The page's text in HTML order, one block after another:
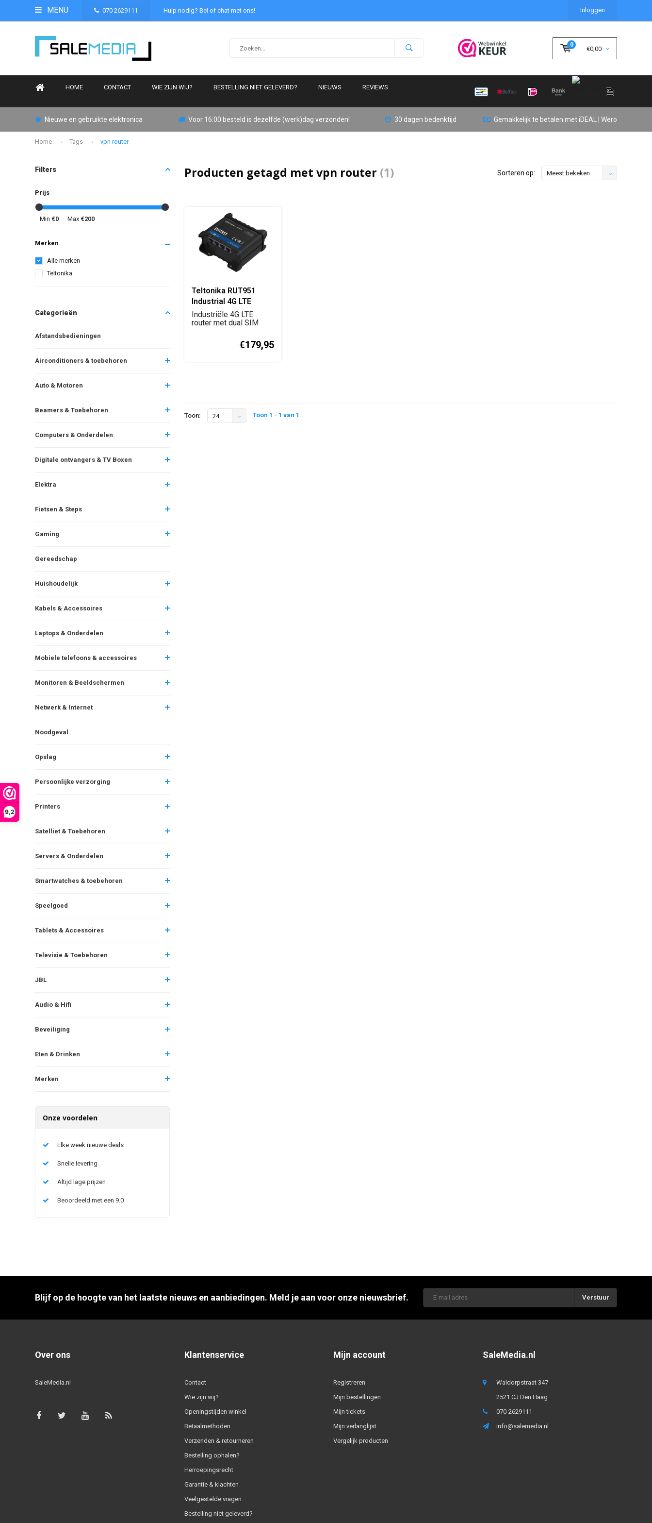
9,2
MENU 070 2629111 Hulp nodig? Bel of chat met ons! Inloggen
0
€0,00
HOME CONTACT WIE ZIJN WIJ? BESTELLING NIET GELEVERD? NIEUWS REVIEWS
Nieuwe en gebruikte elektronica Voor 16:00 besteld is dezelfde (werk)dag verzonden! 30 dagen bedenktijd Gemakkelijk te betalen met iDEAL | Wero
Home Tags vpn router
Filters
Prijs
Min €0 Max €200
Merken
Alle merken
Teltonika
Categorieën
Afstandsbedieningen
Airconditioners & toebehoren
Auto & Motoren
Beamers & Toebehoren
Computers & Onderdelen
Digitale ontvangers & TV Boxen
Elektra
Fietsen & Steps
Gaming
Gereedschap
Huishoudelijk
Kabels & Accessoires
Laptops & Onderdelen
Mobiele telefoons & accessoires
Monitoren & Beeldschermen
Netwerk & Internet
Noodgeval
Opslag
Persoonlijke verzorging
Printers
Satelliet & Toebehoren
Servers & Onderdelen
Smartwatches & toebehoren
Speelgoed
Tablets & Accessoires
Televisie & Toebehoren
JBL
Audio & Hifi
Beveiliging
Eten & Drinken
Merken
Onze voordelen
Elke week nieuwe deals
Snelle levering
Altijd lage prijzen
Beoordeeld met een 9.0
Producten getagd met vpn router (1) Sorteren op: Meest bekeken
Teltonika RUT951
Industrial 4G LTE
Router
Industriële 4G LTE
router met dual SIM
€179,95
Toon: 24 Toon 1 - 1 van 1
Blijf op de hoogte van het laatste nieuws en aanbiedingen. Meld je aan voor onze nieuwsbrief. Verstuur
Over ons
SaleMedia.nl
Klantenservice
Contact
Wie zijn wij?
Openingstijden winkel
Betaalmethoden
Verzenden & retourneren
Bestelling ophalen?
Herroepingsrecht
Garantie & klachten
Veelgestelde vragen
Bestelling niet geleverd?
Mijn account
Registreren
Mijn bestellingen
Mijn tickets
Mijn verlanglijst
Vergelijk producten
SaleMedia.nl
Waldorpstraat 347
2521 CJ Den Haag
070-2629111
info@salemedia.nl